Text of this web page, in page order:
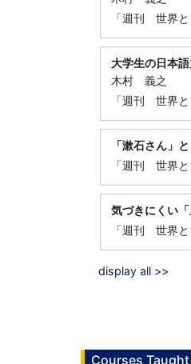
「週刊 世界
大学生の日本
木村 義之
「週刊 世界
「漱石さん」
「週刊 世界
気づきにくい
「週刊 世界
display all >>
Courses Taught